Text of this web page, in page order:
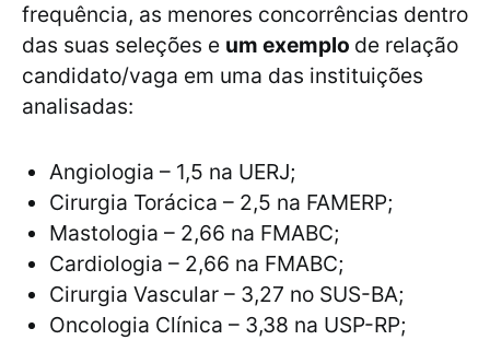
frequência, as menores concorrências dentro
das suas seleções e um exemplo de relação
candidato/vaga em uma das instituições
analisadas:
Angiologia – 1,5 na UERJ;
Cirurgia Torácica – 2,5 na FAMERP;
Mastologia – 2,66 na FMABC;
Cardiologia – 2,66 na FMABC;
Cirurgia Vascular – 3,27 no SUS-BA;
Oncologia Clínica – 3,38 na USP-RP;